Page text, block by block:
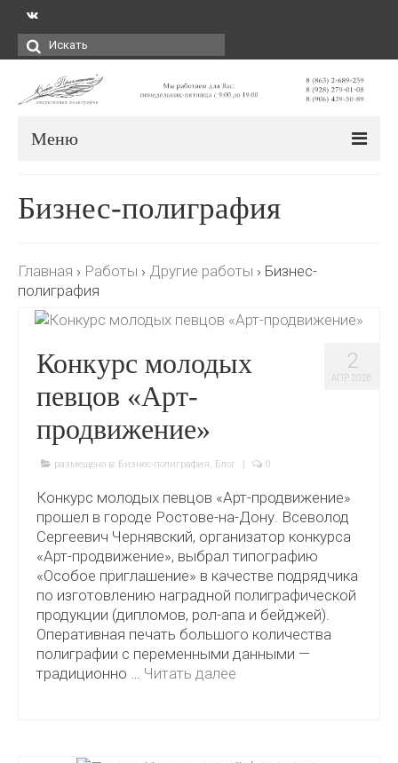
Искать:
Меню
Бизнес-полиграфия
Главная › Работы › Другие работы › Бизнес-
полиграфия
2
АПР 2026
Конкурс молодых
певцов «Арт-
продвижение»
размещено в: Бизнес-полиграфия, Блог | 0
Конкурс молодых певцов «Арт-продвижение»
прошел в городе Ростове-на-Дону. Всеволод
Сергеевич Чернявский, организатор конкурса
«Арт-продвижение», выбрал типографию
«Особое приглашение» в качестве подрядчика
по изготовлению наградной полиграфической
продукции (дипломов, рол-апа и бейджей).
Оперативная печать большого количества
полиграфии с переменными данными —
традиционно … Читать далее